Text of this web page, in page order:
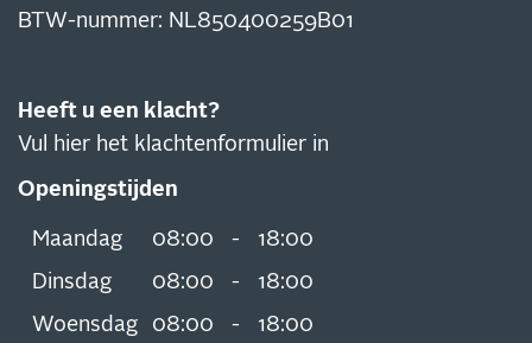
BTW-nummer: NL850400259B01
Heeft u een klacht?
Vul hier het klachtenformulier in
Openingstijden
Maandag 08:00 -
18:00
Dinsdag
08:00 -
18:00
Woensdag
08:00 -
18:00